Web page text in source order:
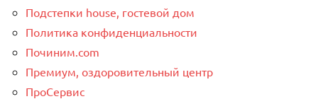
Подстепки house, гостевой дом
Политика конфиденциальности
Починим.com
Премиум, оздоровительный центр
ПроСервис